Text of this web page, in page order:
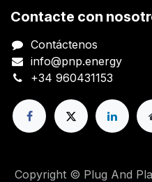
Contacte con
Contáctenos
info@pnp.energy
+34 960431153
Copyright © Plug And